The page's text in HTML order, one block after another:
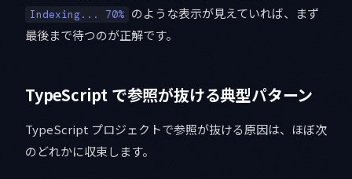
Indexing... 70% のような表示が見えていれば、まず
最後まで待つのが正解です。
TypeScript で参照が抜ける典型パターン
TypeScript プロジェクトで参照が抜ける原因は、ほぼ次
のどれかに収束します。